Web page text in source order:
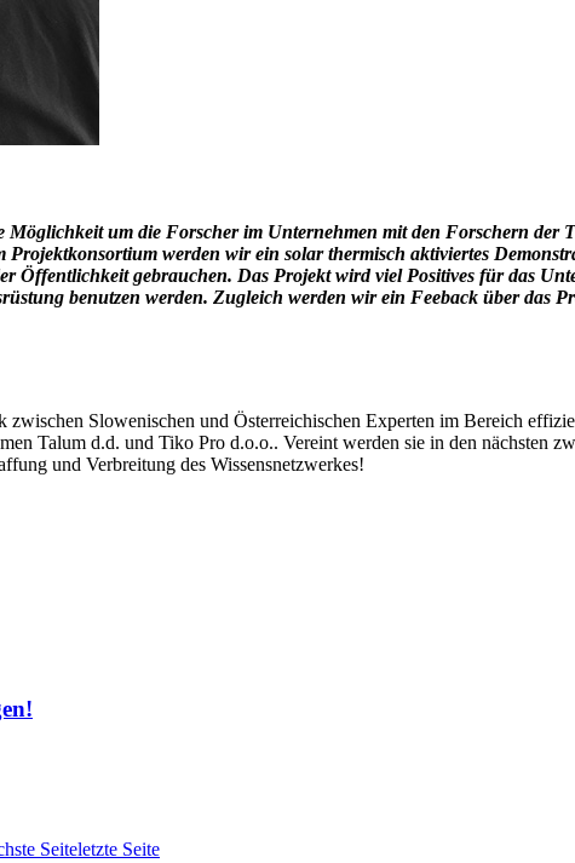
um die Forscher im Unternehmen mit den Forschern der
Projektkonsortium werden wir ein solar thermisch aktiviertes
Öffentlichkeit gebrauchen. Das Projekt wird viel Positives für das
benutzen werden. Zugleich werden wir ein Feeback über das
Slowenischen und Österreichischen Experten im Bereich
Talum d.d. und Tiko Pro d.o.o.. Vereint werden sie in den nächsten
und Verbreitung des Wissensnetzwerkes!
Seiteletzte Seite